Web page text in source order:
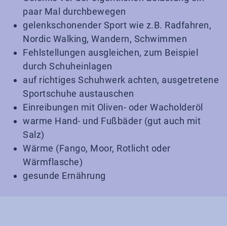
paar Mal durchbewegen
gelenkschonender Sport wie z.B. Radfahren,
Nordic Walking, Wandern, Schwimmen
Fehlstellungen ausgleichen, zum Beispiel
durch Schuheinlagen
auf richtiges Schuhwerk achten, ausgetretene
Sportschuhe austauschen
Einreibungen mit Oliven- oder Wacholderöl
warme Hand- und Fußbäder (gut auch mit
Salz)
Wärme (Fango, Moor, Rotlicht oder
Wärmflasche)
gesunde Ernährung